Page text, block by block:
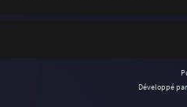
Développé par